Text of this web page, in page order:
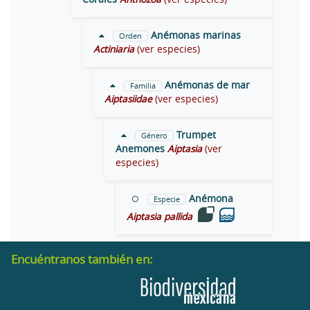
Orden
Anémonas marinas
Actiniaria (ver especies)
Familia
Anémonas de mar
Aiptasiidae (ver especies)
Género
Trumpet
Anemones Aiptasia (ver
especies)
Especie
Anémona
Aiptasia pallida
Encuéntranos también en: